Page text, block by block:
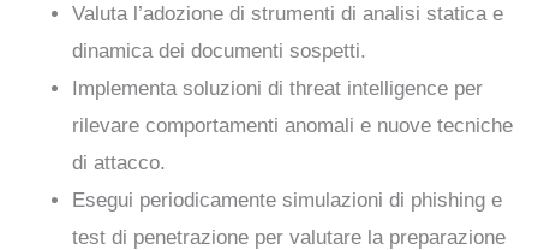
Valuta l’adozione di strumenti di analisi statica e
dinamica dei documenti sospetti.
Implementa soluzioni di threat intelligence per
rilevare comportamenti anomali e nuove tecniche
di attacco.
Esegui periodicamente simulazioni di phishing e
test di penetrazione per valutare la preparazione